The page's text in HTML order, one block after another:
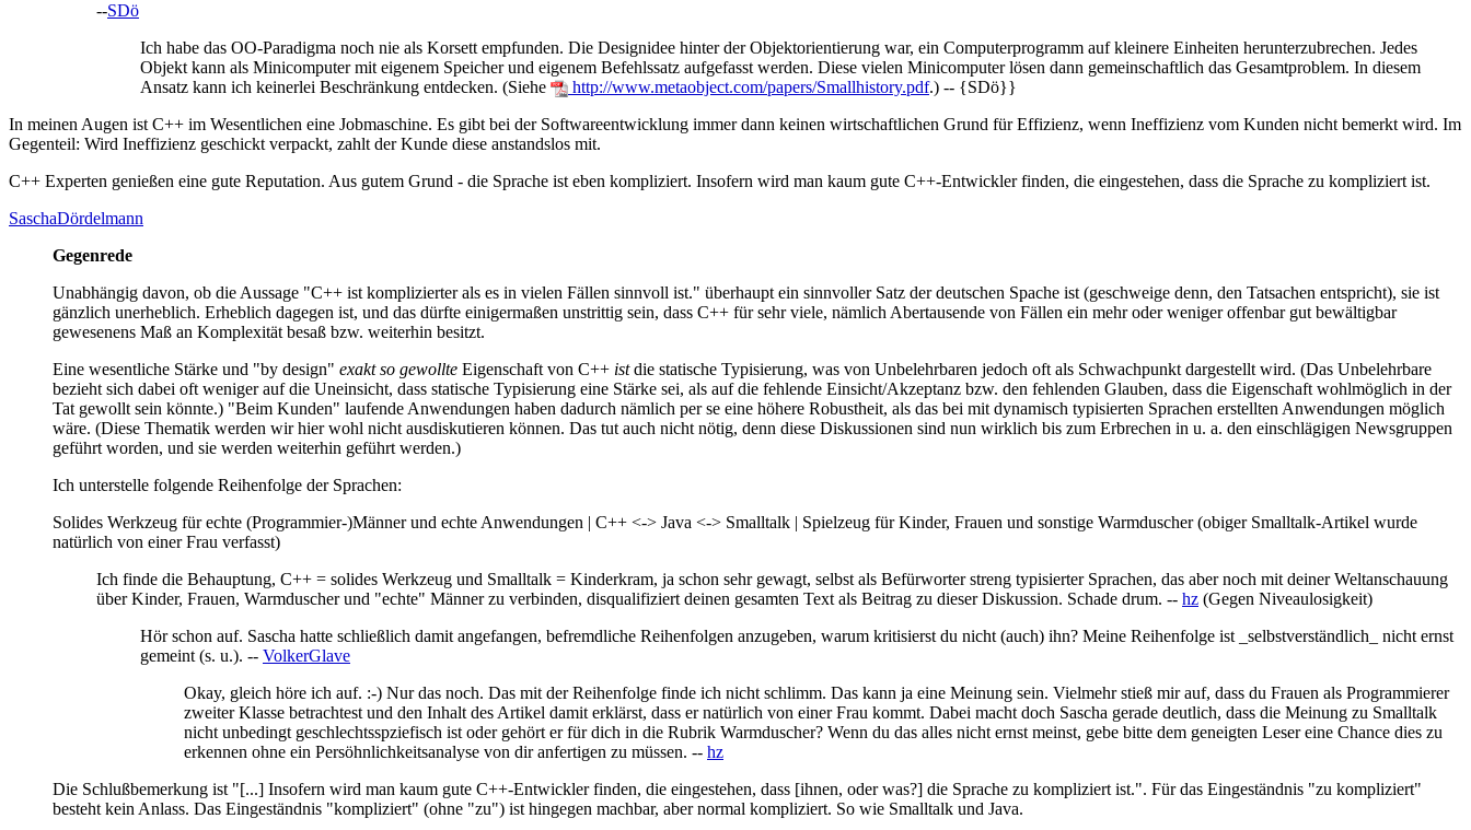
--SDö
Ich habe das OO-Paradigma noch nie als Korsett empfunden. Die Designidee hinter der Objektorientierung war, ein Computerprogramm auf kleinere Einheiten herunterzubrechen. Jedes
Objekt kann als Minicomputer mit eigenem Speicher und eigenem Befehlssatz aufgefasst werden. Diese vielen Minicomputer lösen dann gemeinschaftlich das Gesamtproblem. In diesem
Ansatz kann ich keinerlei Beschränkung entdecken. (Siehe
http://www.metaobject.com/papers/Smallhistory.pdf.) -- {SDö}}
In meinen Augen ist C++ im Wesentlichen eine Jobmaschine. Es gibt bei der Softwareentwicklung immer dann keinen wirtschaftlichen Grund für Effizienz, wenn Ineffizienz vom Kunden nicht bemerkt wird. Im
Gegenteil: Wird Ineffizienz geschickt verpackt, zahlt der Kunde diese anstandslos mit.
C++ Experten genießen eine gute Reputation. Aus gutem Grund - die Sprache ist eben kompliziert. Insofern wird man kaum gute C++-Entwickler finden, die eingestehen, dass die Sprache zu kompliziert ist.
SaschaDördelmann
Gegenrede
Unabhängig davon, ob die Aussage "C++ ist komplizierter als es in vielen Fällen sinnvoll ist." überhaupt ein sinnvoller Satz der deutschen Spache ist (geschweige denn, den Tatsachen entspricht), sie ist
gänzlich unerheblich. Erheblich dagegen ist, und das dürfte einigermaßen unstrittig sein, dass C++ für sehr viele, nämlich Abertausende von Fällen ein mehr oder weniger offenbar gut bewältigbar
gewesenens Maß an Komplexität besaß bzw. weiterhin besitzt.
Eine wesentliche Stärke und "by design" exakt so gewollte Eigenschaft von C++ istdie statische Typisierung, was von Unbelehrbaren jedoch oft als Schwachpunkt dargestellt wird. (Das Unbelehrbare
bezieht sich dabei oft weniger auf die Uneinsicht, dass statische Typisierung eine Stärke sei, als auf die fehlende Einsicht/Akzeptanz bzw. den fehlenden Glauben, dass die Eigenschaft wohlmöglich in der
Tat gewollt sein könnte.) "Beim Kunden" laufende Anwendungen haben dadurch nämlich per se eine höhere Robustheit, als das bei mit dynamisch typisierten Sprachen erstellten Anwendungen möglich
wäre. (Diese Thematik werden wir hier wohl nicht ausdiskutieren können. Das tut auch nicht nötig, denn diese Diskussionen sind nun wirklich bis zum Erbrechen in u. a. den einschlägigen Newsgruppen
geführt worden, und sie werden weiterhin geführt werden.)
Ich unterstelle folgende Reihenfolge der Sprachen:
Solides Werkzeug für echte (Programmier-)Männer und echte Anwendungen | C++ <-> Java <-> Smalltalk | Spielzeug für Kinder, Frauen und sonstige Warmduscher (obiger Smalltalk-Artikel wurde
natürlich von einer Frau verfasst)
Ich finde die Behauptung, C++ = solides Werkzeug und Smalltalk = Kinderkram, ja schon sehr gewagt, selbst als Befürworter streng typisierter Sprachen, das aber noch mit deiner Weltanschauung
über Kinder, Frauen, Warmduscher und "echte" Männer zu verbinden, disqualifiziert deinen gesamten Text als Beitrag zu dieser Diskussion. Schade drum. -- hz (Gegen Niveaulosigkeit)
Hör schon auf. Sascha hatte schließlich damit angefangen, befremdliche Reihenfolgen anzugeben, warum kritisierst du nicht (auch) ihn? Meine Reihenfolge ist _selbstverständlich_ nicht ernst
gemeint (s. u.). -- VolkerGlave
Okay, gleich höre ich auf. :-) Nur das noch. Das mit der Reihenfolge finde ich nicht schlimm. Das kann ja eine Meinung sein. Vielmehr stieß mir auf, dass du Frauen als Programmierer
zweiter Klasse betrachtest und den Inhalt des Artikel damit erklärst, dass er natürlich von einer Frau kommt. Dabei macht doch Sascha gerade deutlich, dass die Meinung zu Smalltalk
nicht unbedingt geschlechtsspziefisch ist oder gehört er für dich in die Rubrik Warmduscher? Wenn du das alles nicht ernst meinst, gebe bitte dem geneigten Leser eine Chance dies zu
erkennen ohne ein Persöhnlichkeitsanalyse von dir anfertigen zu müssen. -- hz
Die Schlußbemerkung ist "[...] Insofern wird man kaum gute C++-Entwickler finden, die eingestehen, dass [ihnen, oder was?] die Sprache zu kompliziert ist.". Für das Eingeständnis "zu kompliziert"
besteht kein Anlass. Das Eingeständnis "kompliziert" (ohne "zu") ist hingegen machbar, aber normal kompliziert. So wie Smalltalk und Java.